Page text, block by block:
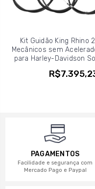
Kit Guidão King Rhino
Mecânicos sem
para Harley-Davidson
PAGAMENTOS
Facilidade e segurança com
Mercado Pago e Paypal